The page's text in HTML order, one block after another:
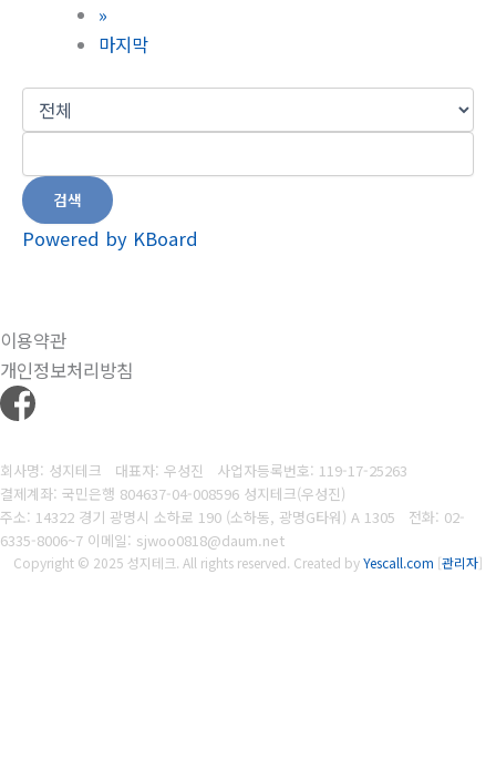
»
마지막
검색
Powered by KBoard
이용약관
개인정보처리방침
회사명: 성지테크 대표자: 우성진 사업자등록번호: 119-17-25263
결제계좌: 국민은행 804637-04-008596 성지테크(우성진)
주소: 14322 경기 광명시 소하로 190 (소하동, 광명G타워) A 1305 전화: 02-
6335-8006~7 이메일: sjwoo0818@daum.net
Copyright © 2025 성지테크. All rights reserved. Created byYescall.com [관리자]